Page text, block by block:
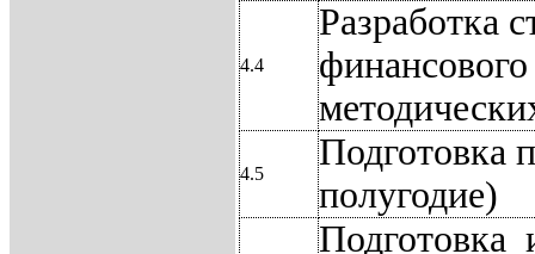
4.4
Разработка
4.5
Подготовка
полугодие)
Подготовка